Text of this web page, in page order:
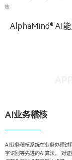
核
AlphaMind® AI
AI业务稽核
AI业务稽核系统在业务办理过
字识别等先进的AI算法， 对